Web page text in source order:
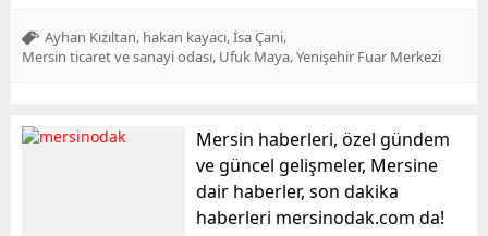
Ayhan Kızıltan hakan kayacı İsa Çani
Mersin ticaret ve sanayi odası Ufuk Maya Yenişehir Fuar Merkezi
Mersin haberleri, özel gündem
ve güncel gelişmeler, Mersine
dair haberler, son dakika
haberleri mersinodak.com da!